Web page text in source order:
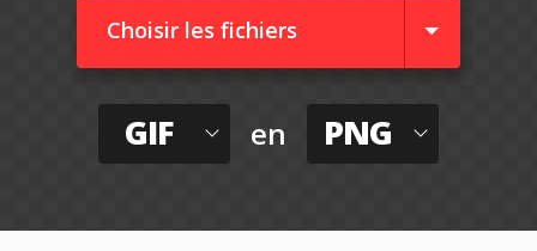
Choisir les fichiers
GIF en PNG